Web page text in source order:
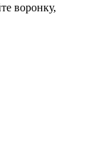
воронку,